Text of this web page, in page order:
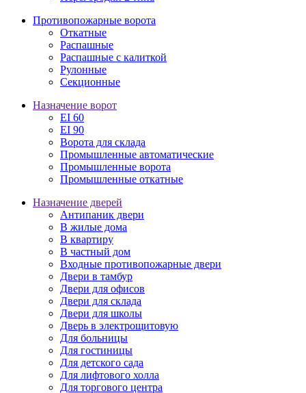
Противопожарные ворота
Откатные
Распашные
Распашные с калиткой
Рулонные
Секционные
Назначение ворот
EI 60
EI 90
Ворота для склада
Промышленные автоматические
Промышленные ворота
Промышленные откатные
Назначение дверей
Антипаник двери
В жилые дома
В квартиру
В частный дом
Входные противопожарные двери
Двери в тамбур
Двери для офисов
Двери для склада
Двери для школы
Дверь в электрощитовую
Для больницы
Для гостиницы
Для детского сада
Для лифтового холла
Для торгового центра